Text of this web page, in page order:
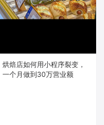
烘焙店如何用小程序裂变，
一个月做到30万营业额